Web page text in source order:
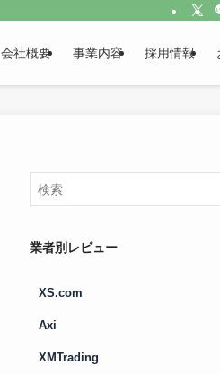
会社概要 事業内容 採用情報
業者別レビュー
XS.com
Axi
XMTrading